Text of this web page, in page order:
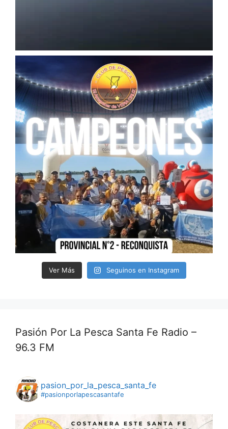
Ver Más Seguinos en Instagram
Pasión Por La Pesca Santa Fe Radio –
96.3 FM
pasion_por_la_pesca_santa_fe
#pasionporlapescasantafe